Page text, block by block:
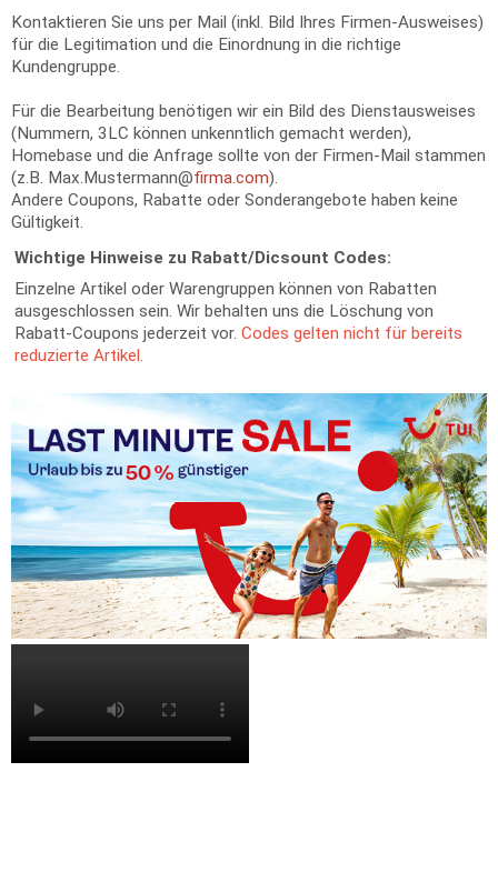
Kontaktieren Sie uns per Mail (inkl. Bild Ihres Firmen-Ausweises)
für die Legitimation und die Einordnung in die richtige
Kundengruppe.
Für die Bearbeitung benötigen wir ein Bild des Dienstausweises
(Nummern, 3LC können unkenntlich gemacht werden),
Homebase und die Anfrage sollte von der Firmen-Mail stammen
(z.B. Max.Mustermann@firma.com).
Andere Coupons, Rabatte oder Sonderangebote haben keine
Gültigkeit.
Wichtige Hinweise zu Rabatt/Dicsount Codes:
Einzelne Artikel oder Warengruppen können von Rabatten
ausgeschlossen sein. Wir behalten uns die Löschung von
Rabatt-Coupons jederzeit vor. Codes gelten nicht für bereits
reduzierte Artikel.